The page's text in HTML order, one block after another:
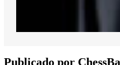
Publicado por